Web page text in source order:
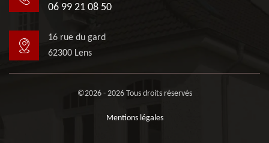
06 99 21 08 50
16 rue du gard
62300 Lens
©2026 - 2026 Tous droits réservés
Mentions légales